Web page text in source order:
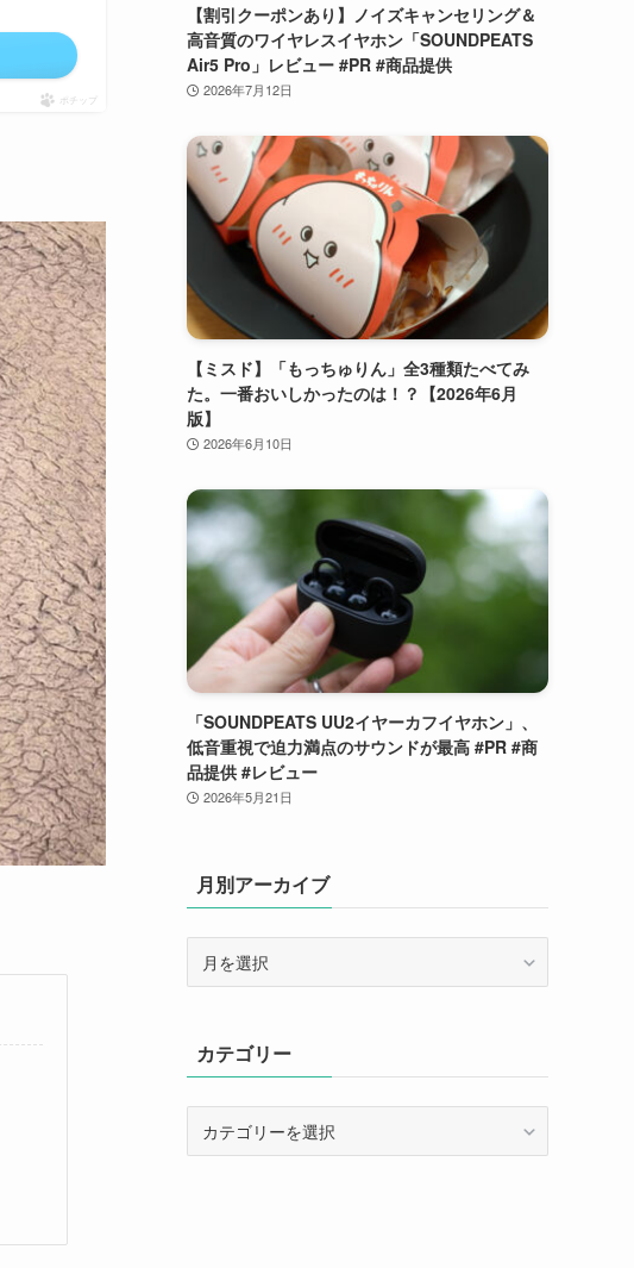
ポチップ
【割引クーポンあり】ノイズキャンセリング＆
高音質のワイヤレスイヤホン「SOUNDPEATS
Air5 Pro」レビュー #PR #商品提供
2026年7月12日
【ミスド】「もっちゅりん」全3種類たべてみ
た。一番おいしかったのは！？【2026年6月
版】
2026年6月10日
「SOUNDPEATS UU2イヤーカフイヤホン」、
低音重視で迫力満点のサウンドが最高 #PR #商
品提供 #レビュー
2026年5月21日
月別アーカイブ
カ
イ
ブ
カテゴリー